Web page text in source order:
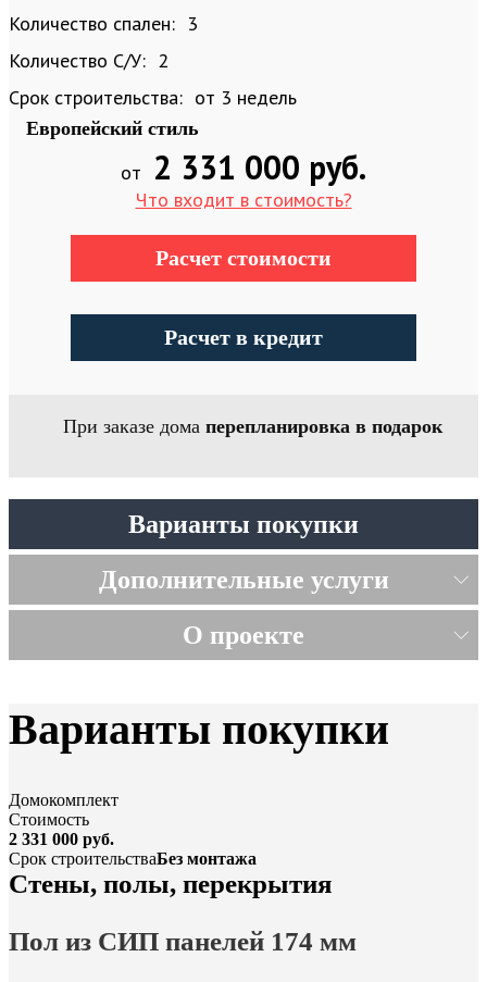
Количество спален: 3
Количество С/У: 2
Срок строительства: от 3 недель
Европейский стиль
от 2 331 000 руб.
Что входит в стоимость?
Расчет стоимости
Расчет в кредит
При заказе дома перепланировка в подарок
Варианты покупки
Дополнительные услуги
О проекте
Варианты покупки
Домокомплект
Стоимость
2 331 000 руб.
Срок строительстваБез монтажа
Стены, полы, перекрытия
Пол из СИП панелей 174 мм